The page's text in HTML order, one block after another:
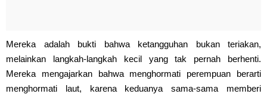
Mereka adalah bukti bahwa ketangguhan bukan teriakan,
melainkan langkah-langkah kecil yang tak pernah berhenti.
Mereka mengajarkan bahwa menghormati perempuan berarti
menghormati laut, karena keduanya sama-sama memberi